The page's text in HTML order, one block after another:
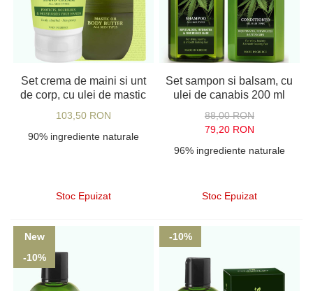
Set crema de maini si unt
de corp, cu ulei de mastic
103,50 RON
90% ingrediente naturale
Stoc Epuizat
Set sampon si balsam, cu
ulei de canabis 200 ml
88,00 RON
79,20 RON
96% ingrediente naturale
Stoc Epuizat
New
-10%
-10%